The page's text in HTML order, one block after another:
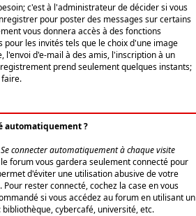
c'est à l'administrateur de décider si vous
pour poster des messages sur certains
vous donnera accès à des fonctions
les invités tels que le choix d'une image
l'envoi d'e-mail à des amis, l'inscription à un
prend seulement quelques instants;
faire.
automatiquement ?
Se connecter automatiquement à chaque visite
forum vous gardera seulement connecté pour
d'éviter une utilisation abusive de votre
rester connecté, cochez la case en vous
si vous accédez au forum en utilisant un
cybercafé, université, etc.